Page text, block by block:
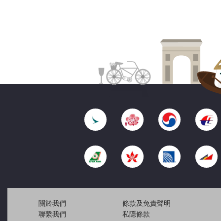
關於我們
聯繫我們
條款及免責聲明
私隱條款